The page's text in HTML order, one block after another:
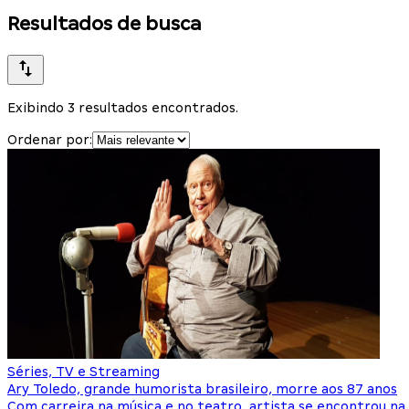
Resultados de busca
Exibindo 3 resultados encontrados.
Ordenar por:
Séries, TV e Streaming
Ary Toledo, grande humorista brasileiro, morre aos 87 anos